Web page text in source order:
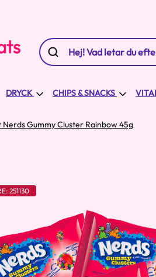
DRYCK CHIPS & SNACKS
Nerds Gummy Cluster Rainbow 45g
251130